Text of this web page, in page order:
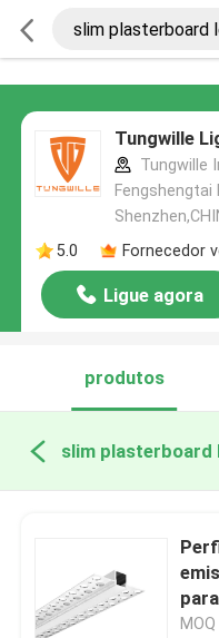
Tungwille
Tungwille
Fengshengtai
5.0
Fornecedor
Ligue agora
produtos